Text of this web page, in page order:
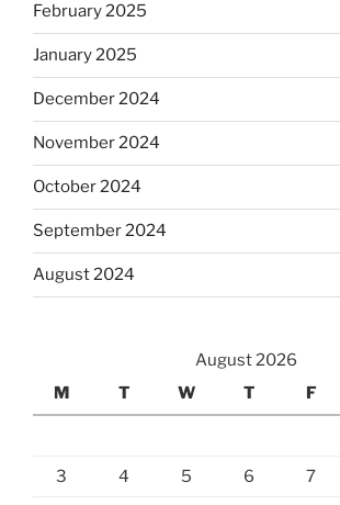
February 2025
January 2025
December 2024
November 2024
October 2024
September 2024
August 2024
August 2026
M
T W T F
3 4 5 6 7